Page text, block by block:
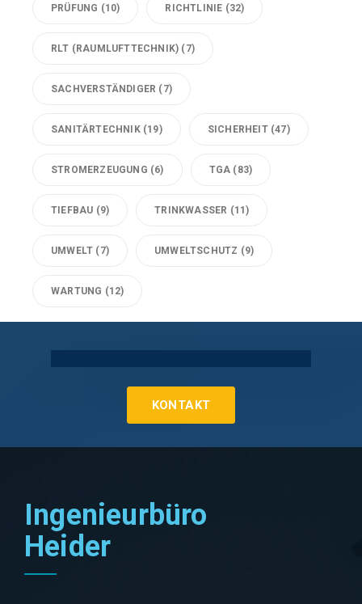
PRÜFUNG (10) RICHTLINIE (32)
RLT (RAUMLUFTTECHNIK) (7)
SACHVERSTÄNDIGER (7)
SANITÄRTECHNIK(19) SICHERHEIT(47)
STROMERZEUGUNG (6) TGA (83)
TIEFBAU (9) TRINKWASSER (11)
UMWELT (7) UMWELTSCHUTZ (9)
WARTUNG (12)
KONTAKT
Ingenieurbüro
Heider